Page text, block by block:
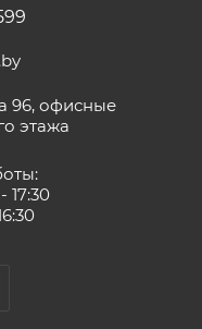
96, офисные
этажа
17:30